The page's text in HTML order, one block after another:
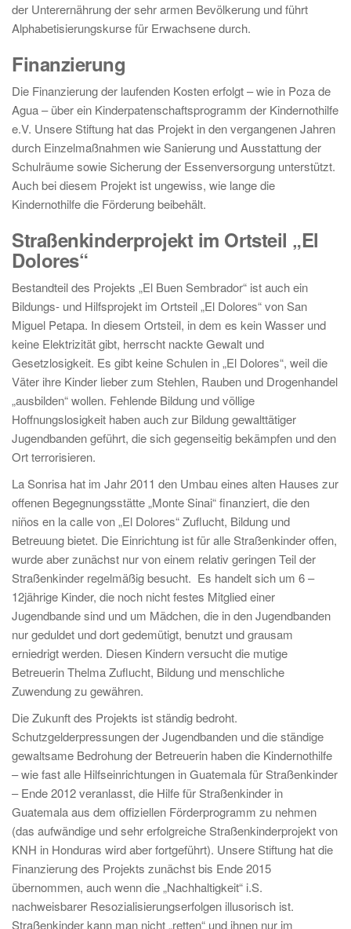
der Unterernährung der sehr armen Bevölkerung und führt
Alphabetisierungskurse für Erwachsene durch.
Finanzierung
Die Finanzierung der laufenden Kosten erfolgt – wie in Poza de
Agua – über ein Kinderpatenschaftsprogramm der Kindernothilfe
e.V. Unsere Stiftung hat das Projekt in den vergangenen Jahren
durch Einzelmaßnahmen wie Sanierung und Ausstattung der
Schulräume sowie Sicherung der Essenversorgung unterstützt.
Auch bei diesem Projekt ist ungewiss, wie lange die
Kindernothilfe die Förderung beibehält.
Straßenkinderprojekt im Ortsteil „El
Dolores“
Bestandteil des Projekts „El Buen Sembrador“ ist auch ein
Bildungs- und Hilfsprojekt im Ortsteil „El Dolores“ von San
Miguel Petapa. In diesem Ortsteil, in dem es kein Wasser und
keine Elektrizität gibt, herrscht nackte Gewalt und
Gesetzlosigkeit. Es gibt keine Schulen in „El Dolores“, weil die
Väter ihre Kinder lieber zum Stehlen, Rauben und Drogenhandel
„ausbilden“ wollen. Fehlende Bildung und völlige
Hoffnungslosigkeit haben auch zur Bildung gewalttätiger
Jugendbanden geführt, die sich gegenseitig bekämpfen und den
Ort terrorisieren.
La Sonrisa hat im Jahr 2011 den Umbau eines alten Hauses zur
offenen Begegnungsstätte „Monte Sinai“ finanziert, die den
niños en la calle von „El Dolores“ Zuflucht, Bildung und
Betreuung bietet. Die Einrichtung ist für alle Straßenkinder offen,
wurde aber zunächst nur von einem relativ geringen Teil der
Straßenkinder regelmäßig besucht. Es handelt sich um 6 –
12jährige Kinder, die noch nicht festes Mitglied einer
Jugendbande sind und um Mädchen, die in den Jugendbanden
nur geduldet und dort gedemütigt, benutzt und grausam
erniedrigt werden. Diesen Kindern versucht die mutige
Betreuerin Thelma Zuflucht, Bildung und menschliche
Zuwendung zu gewähren.
Die Zukunft des Projekts ist ständig bedroht.
Schutzgelderpressungen der Jugendbanden und die ständige
gewaltsame Bedrohung der Betreuerin haben die Kindernothilfe
– wie fast alle Hilfseinrichtungen in Guatemala für Straßenkinder
– Ende 2012 veranlasst, die Hilfe für Straßenkinder in
Guatemala aus dem offiziellen Förderprogramm zu nehmen
(das aufwändige und sehr erfolgreiche Straßenkinderprojekt von
KNH in Honduras wird aber fortgeführt). Unsere Stiftung hat die
Finanzierung des Projekts zunächst bis Ende 2015
übernommen, auch wenn die „Nachhaltigkeit“ i.S.
nachweisbarer Resozialisierungserfolgen illusorisch ist.
Straßenkinder kann man nicht „retten“ und ihnen nur im